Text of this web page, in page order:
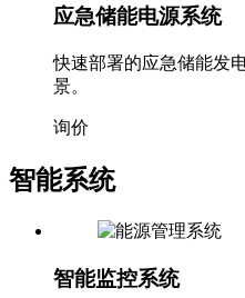
应急储能电源系统
快速部署的应急储能发
景。
询价
智能系统
智能监控系统